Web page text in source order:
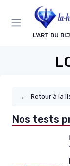
L’ART DU
← Retour à la
Nos tests
Panneau de